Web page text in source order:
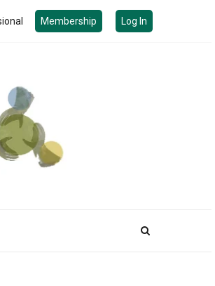
Membership Log In